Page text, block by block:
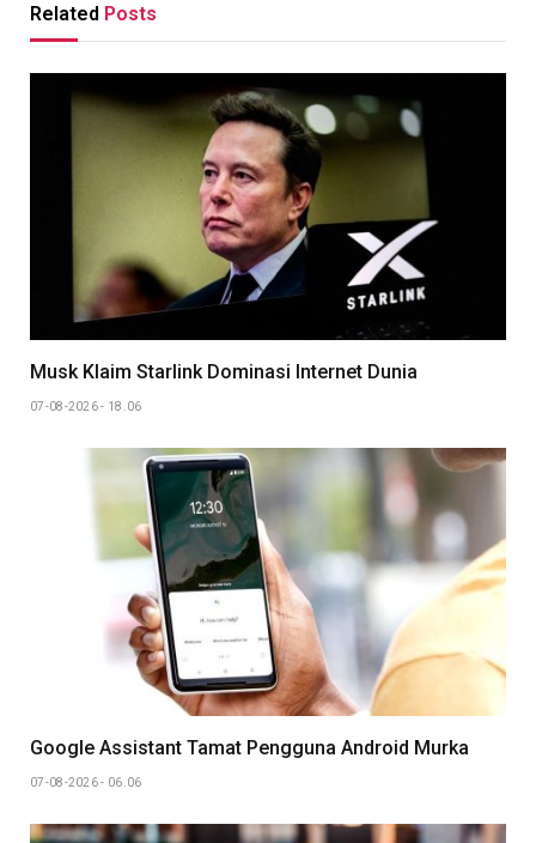
Related Posts
Musk Klaim Starlink Dominasi Internet Dunia
07-08-2026 - 18.06
Google Assistant Tamat Pengguna Android Murka
07-08-2026 - 06.06